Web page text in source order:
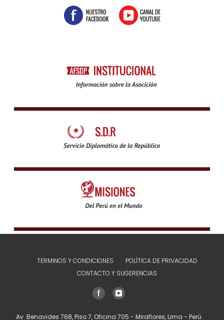
TERMINOS Y CONDICIONES
POLÍTICA DE PRIVACIDAD
CONTACTO Y SUGERENCIAS
Av. Benavides 768, Piso 7, Oficina 705 - Miraflores, Lima - Perú